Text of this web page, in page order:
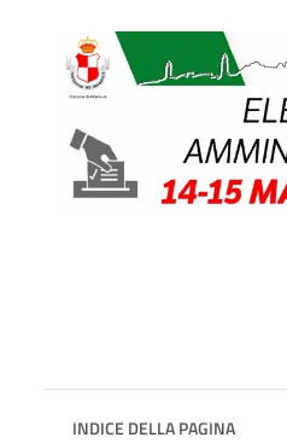
INDICE DELLA PAGINA